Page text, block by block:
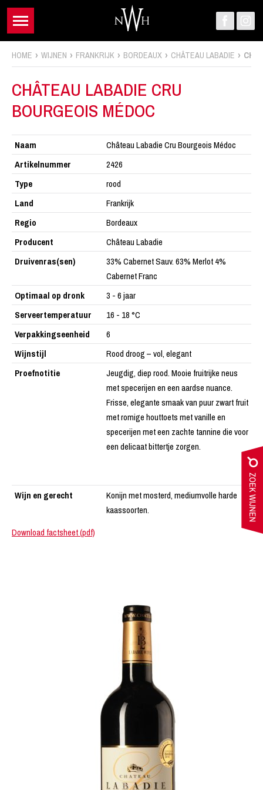
HOME WIJNEN FRANKRIJK BORDEAUX CHÂTEAU LABADIE
CHÂTEAU LABADIE CRU
BOURGEOIS MÉDOC
Naam
Château Labadie Cru Bourgeois Médoc
Artikelnummer
2426
Type
rood
Land
Frankrijk
Regio
Bordeaux
Producent
Château Labadie
Druivenras(sen)
33% Cabernet Sauv. 63% Merlot 4%
Cabernet Franc
Optimaal op dronk
3 - 6 jaar
Serveertemperatuur
16 - 18 °C
Verpakkingseenheid
6
Wijnstijl
Rood droog – vol, elegant
Proefnotitie
Jeugdig, diep rood. Mooie fruitrijke neus
met specerijen en een aardse nuance.
Frisse, elegante smaak van puur zwart fruit
met romige houttoets met vanille en
specerijen met een zachte tannine die voor
een delicaat bittertje zorgen.
Wijn en gerecht
Konijn met mosterd, mediumvolle harde
kaassoorten.
Download factsheet (pdf)